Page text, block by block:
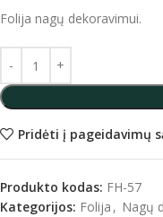
Folija nagų dekoravimui.
Pridėti į pageidavimų
Produkto kodas: FH-57
Kategorijos: Folija , Nagų